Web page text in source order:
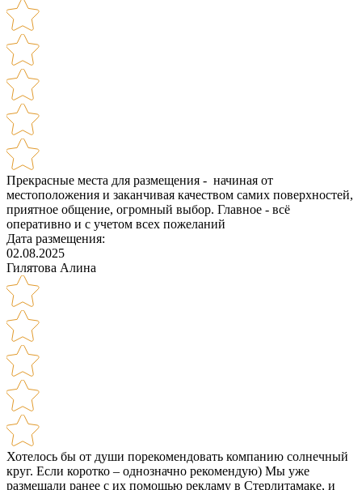
Прекрасные места для размещения - начиная от
местоположения и заканчивая качеством самих поверхностей,
приятное общение, огромный выбор. Главное - всё
оперативно и с учетом всех пожеланий
Дата размещения:
02.08.2025
Гилятова Алина
Хотелось бы от души порекомендовать компанию солнечный
круг. Если коротко – однозначно рекомендую) Мы уже
размещали ранее с их помощью рекламу в Стерлитамаке, и